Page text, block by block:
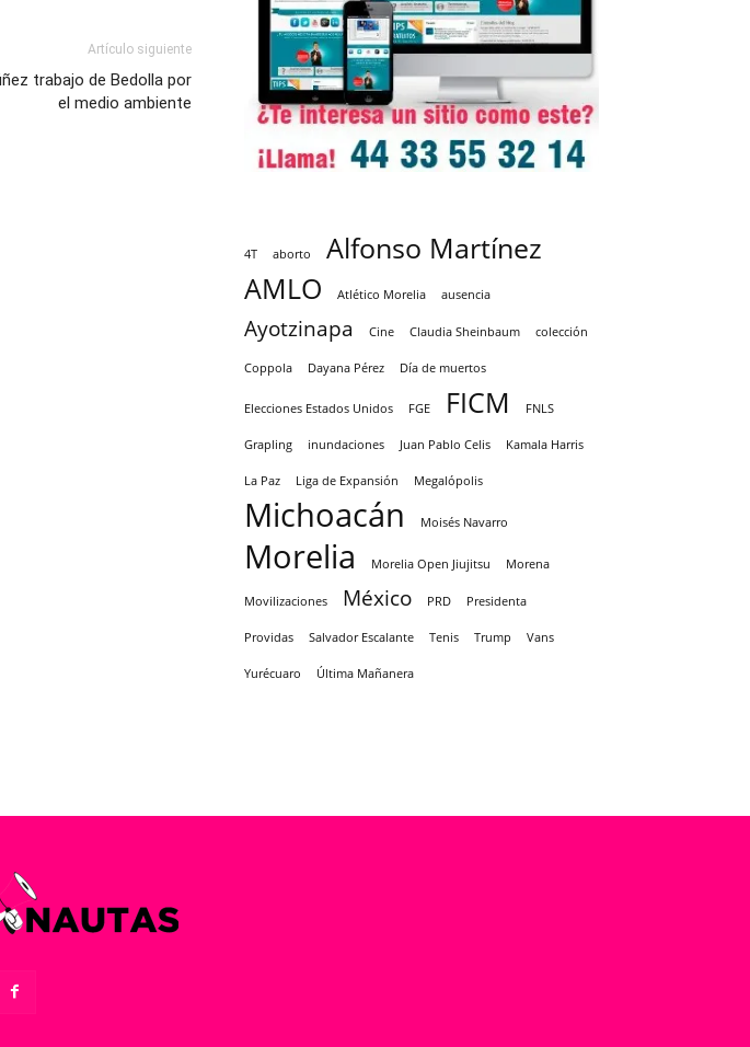
Artículo siguiente
trabajo de Bedolla por
el medio ambiente
4T aborto
Alfonso Martínez
AMLO
Atlético Morelia ausencia
Ayotzinapa Cine Claudia Sheinbaum colección
Coppola Dayana Pérez Día de muertos
Elecciones Estados Unidos FGE FICM FNLS
Grapling inundaciones Juan Pablo Celis Kamala Harris
La Paz Liga de Expansión Megalópolis
Michoacán Moisés Navarro
Morelia Morelia Open Jiujitsu Morena
Movilizaciones México PRD Presidenta
Providas Salvador Escalante Tenis Trump Vans
Yurécuaro Última Mañanera